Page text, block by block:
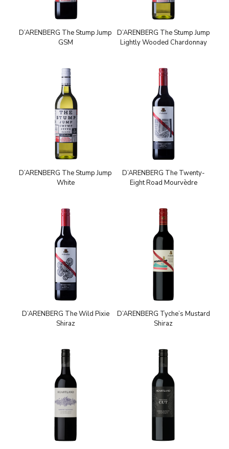
D’ARENBERG The Stump Jump
GSM
D’ARENBERG The Stump Jump
Lightly Wooded Chardonnay
D’ARENBERG The Stump Jump
White
D’ARENBERG The Twenty-
Eight Road Mourvèdre
D’ARENBERG The Wild Pixie
Shiraz
D’ARENBERG Tyche’s Mustard
Shiraz